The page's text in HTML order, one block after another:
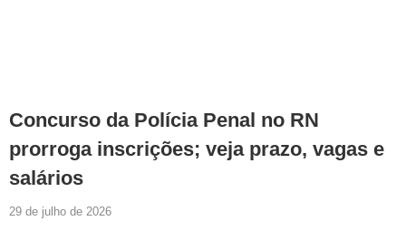
Concurso da Polícia Penal no RN
prorroga inscrições; veja prazo, vagas e
salários
29 de julho de 2026